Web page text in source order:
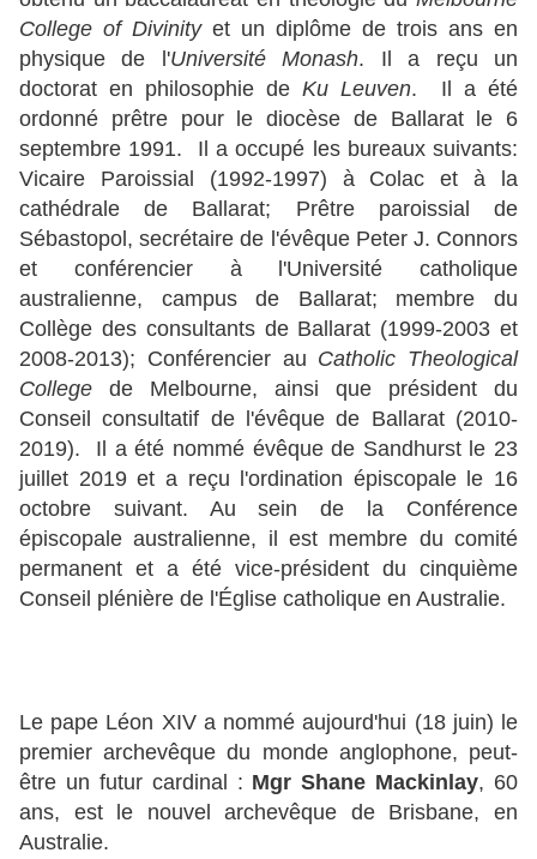
College of Divinity et un diplôme de trois ans en
physique de l'Université Monash. Il a reçu un
doctorat en philosophie de Ku Leuven. Il a été
ordonné prêtre pour le diocèse de Ballarat le 6
septembre 1991. Il a occupé les bureaux suivants:
Vicaire Paroissial (1992-1997) à Colac et à la
cathédrale de Ballarat; Prêtre paroissial de
Sébastopol, secrétaire de l'évêque Peter J. Connors
et conférencier à l'Université catholique
australienne, campus de Ballarat; membre du
Collège des consultants de Ballarat (1999-2003 et
2008-2013); Conférencier au Catholic Theological
College de Melbourne, ainsi que président du
Conseil consultatif de l'évêque de Ballarat (2010-
2019). Il a été nommé évêque de Sandhurst le 23
juillet 2019 et a reçu l'ordination épiscopale le 16
octobre suivant. Au sein de la Conférence
épiscopale australienne, il est membre du comité
permanent et a été vice-président du cinquième
Conseil plénière de l'Église catholique en Australie.
Le pape Léon XIV a nommé aujourd'hui (18 juin) le
premier archevêque du monde anglophone, peut-
être un futur cardinal : Mgr Shane Mackinlay, 60
ans, est le nouvel archevêque de Brisbane, en
Australie.